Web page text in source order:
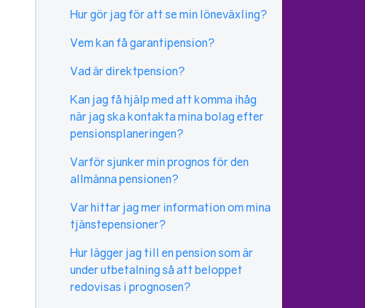
Hur gör jag för att se min löneväxling?
Vem kan få garantipension?
Vad är direktpension?
Kan jag få hjälp med att komma ihåg
när jag ska kontakta mina bolag efter
pensionsplaneringen?
Varför sjunker min prognos för den
allmänna pensionen?
Var hittar jag mer information om mina
tjänstepensioner?
Hur lägger jag till en pension som är
under utbetalning så att beloppet
redovisas i prognosen?